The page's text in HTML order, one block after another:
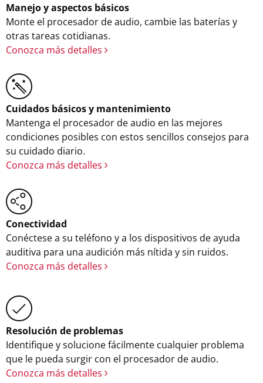
Manejo y aspectos básicos
Monte el procesador de audio, cambie las baterías y
otras tareas cotidianas.
Conozca más detalles
Cuidados básicos y mantenimiento
Mantenga el procesador de audio en las mejores
condiciones posibles con estos sencillos consejos para
su cuidado diario.
Conozca más detalles
Conectividad
Conéctese a su teléfono y a los dispositivos de ayuda
auditiva para una audición más nítida y sin ruidos.
Conozca más detalles
Resolución de problemas
Identifique y solucione fácilmente cualquier problema
que le pueda surgir con el procesador de audio.
Conozca más detalles